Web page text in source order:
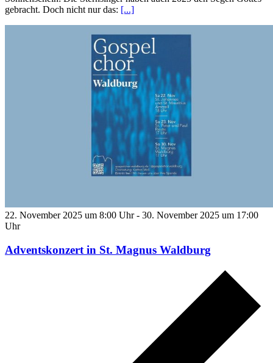
gebracht. Doch nicht nur das: [...]
22. November 2025 um 8:00 Uhr- 30. November 2025 um 17:00
Uhr
Adventskonzert in St. Magnus Waldburg